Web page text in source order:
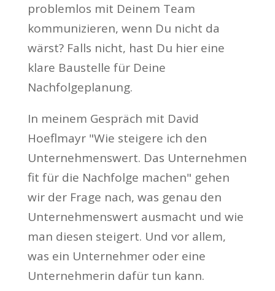
problemlos mit Deinem Team
kommunizieren, wenn Du nicht da
wärst? Falls nicht, hast Du hier eine
klare Baustelle für Deine
Nachfolgeplanung.
In meinem Gespräch mit David
Hoeflmayr "Wie steigere ich den
Unternehmenswert. Das Unternehmen
fit für die Nachfolge machen" gehen
wir der Frage nach, was genau den
Unternehmenswert ausmacht und wie
man diesen steigert. Und vor allem,
was ein Unternehmer oder eine
Unternehmerin dafür tun kann.